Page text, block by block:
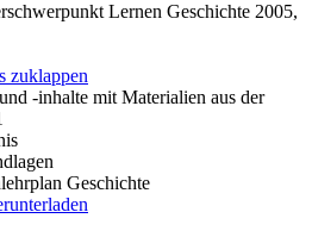
Lernen Geschichte 2005,
zuklappen
-inhalte mit Materialien aus der
Geschichte